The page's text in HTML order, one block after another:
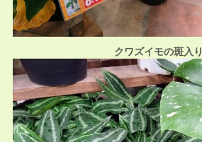
クワズイモの斑入り